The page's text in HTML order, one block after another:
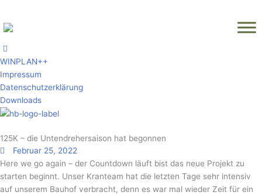
springen
WINPLAN++
Impressum
Datenschutzerklärung
Downloads
125K – die Untendrehersaison hat begonnen
Februar 25, 2022
Here we go again – der Countdown läuft bist das neue Projekt zu
starten beginnt. Unser Kranteam hat die letzten Tage sehr intensiv
auf unserem Bauhof verbracht, denn es war mal wieder Zeit für ein